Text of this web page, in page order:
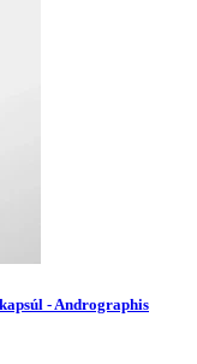
- Andrographis